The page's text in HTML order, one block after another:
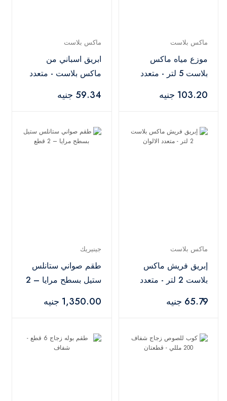
ماكس بلاست
موزع مياه ماكس
بلاست 5 لتر - متعدد
103.20 جنيه
ماكس بلاست
ابريق اسباني من
ماكس بلاست - متعدد
59.34 جنيه
ماكس بلاست
إبريق فريش ماكس
بلاست 2 لتر - متعدد
65.79 جنيه
جينيريك
طقم صواني ستانلس
ستيل بسطح مرايا – 2
1,350.00 جنيه